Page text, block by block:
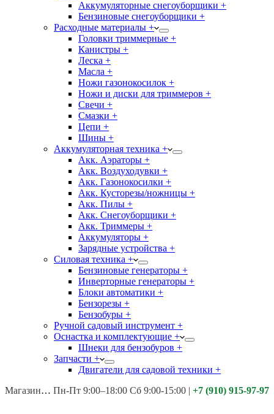
Аккумуляторные снегоуборщики +
Бензиновые снегоуборщики +
Расходные материалы +
Головки триммерные +
Канистры +
Леска +
Масла +
Ножи газонокосилок +
Ножи и диски для триммеров +
Свечи +
Смазки +
Цепи +
Шины +
Аккумуляторная техника +
Акк. Аэраторы +
Акк. Воздуходувки +
Акк. Газонокосилки +
Акк. Кусторезы/ножницы +
Акк. Пилы +
Акк. Снегоуборщики +
Акк. Триммеры +
Аккумуляторы +
Зарядные устройства +
Силовая техника +
Бензиновые генераторы +
Инверторные генераторы +
Блоки автоматики +
Бензорезы +
Бензобуры +
Ручной садовый инструмент +
Оснастка и комплектующие +
Шнеки для бензобуров +
Запчасти +
Двигатели для садовой техники +
Магазины: Калуга ул. Московская д.113
Пн-Пт 9:00–18:00 Сб 9:00-15:00 | +7 (910) 915-97-97